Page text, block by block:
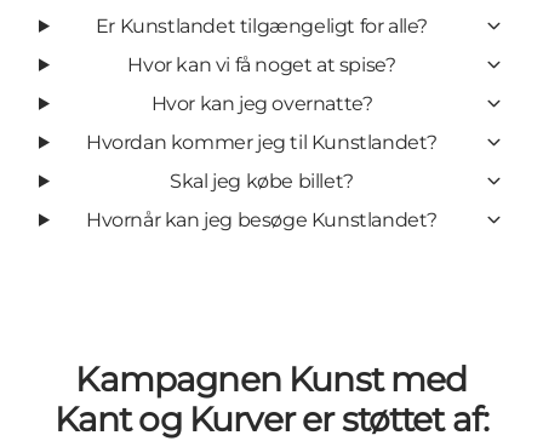
Er Kunstlandet tilgængeligt for alle?
Hvor kan vi få noget at spise?
Hvor kan jeg overnatte?
Hvordan kommer jeg til Kunstlandet?
Skal jeg købe billet?
Hvornår kan jeg besøge Kunstlandet?
Kampagnen Kunst med
Kant og Kurver er støttet af: